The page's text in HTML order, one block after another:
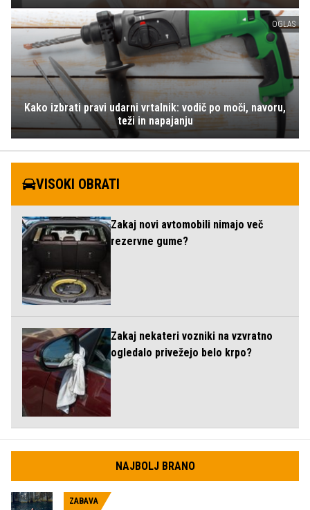
OGLAS
Kako izbrati pravi udarni vrtalnik: vodič po moči, navoru,
teži in napajanju
VISOKI OBRATI
Zakaj novi avtomobili nimajo več
rezervne gume?
Zakaj nekateri vozniki na vzvratno
ogledalo privežejo belo krpo?
NAJBOLJ BRANO
ZABAVA